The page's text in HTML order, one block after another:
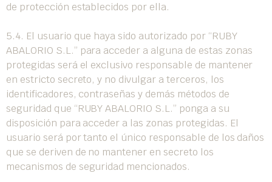
de protección establecidos por ella.
5.4. El usuario que haya sido autorizado por “RUBY
ABALORIO S.L.” para acceder a alguna de estas zonas
protegidas será el exclusivo responsable de mantener
en estricto secreto, y no divulgar a terceros, los
identificadores, contraseñas y demás métodos de
seguridad que “RUBY ABALORIO S.L.” ponga a su
disposición para acceder a las zonas protegidas. El
usuario será por tanto el único responsable de los daños
que se deriven de no mantener en secreto los
mecanismos de seguridad mencionados.